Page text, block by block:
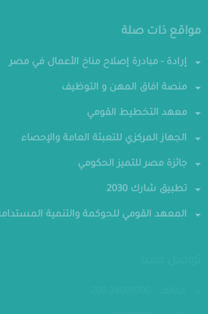
مواقع ذات صلة
إرادة - مبادرة إصلاح مناخ الأعمال في مصر
معهد التخطيط القومي
الجهاز المركزي للتعبئة العامة والإحصاء
جائزة مصر للتميز الحكومي
المعهد القومي للحوكمة والتنمية المستدامة